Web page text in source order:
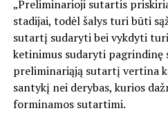
„Preliminarioji sutartis
stadijai, todėl šalys turi būti
sutartį sudaryti bei vykdyti
ketinimus sudaryti pagrindinę
preliminariąją sutartį vertina
santykį nei derybas, kurios
forminamos sutartimi.